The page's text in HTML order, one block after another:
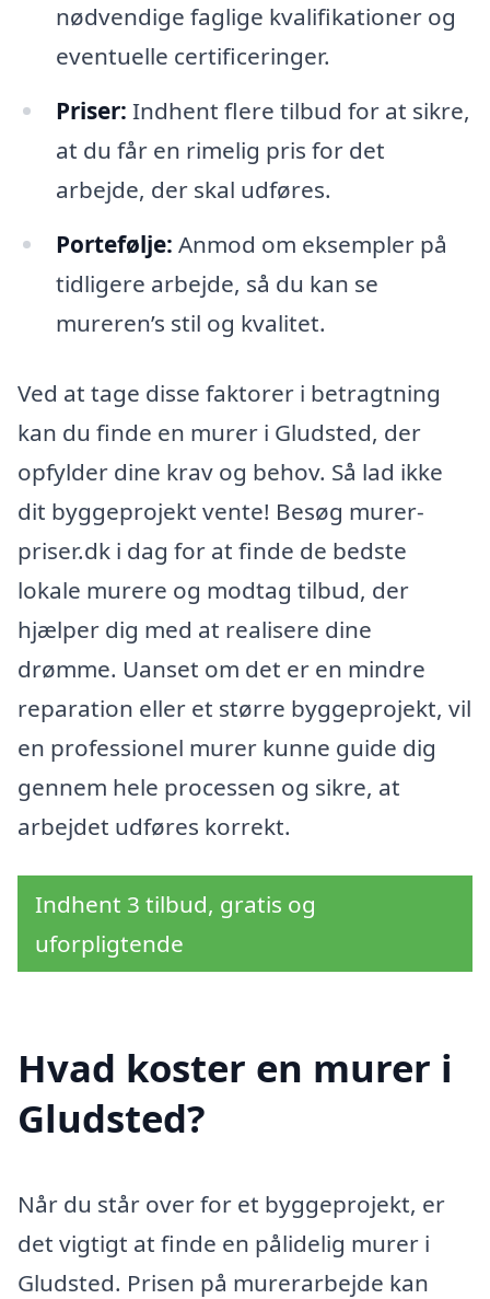
nødvendige faglige kvalifikationer og
eventuelle certificeringer.
Priser: Indhent flere tilbud for at sikre,
at du får en rimelig pris for det
arbejde, der skal udføres.
Portefølje: Anmod om eksempler på
tidligere arbejde, så du kan se
mureren’s stil og kvalitet.
Ved at tage disse faktorer i betragtning
kan du finde en murer i Gludsted, der
opfylder dine krav og behov. Så lad ikke
dit byggeprojekt vente! Besøg murer-
priser.dk i dag for at finde de bedste
lokale murere og modtag tilbud, der
hjælper dig med at realisere dine
drømme. Uanset om det er en mindre
reparation eller et større byggeprojekt, vil
en professionel murer kunne guide dig
gennem hele processen og sikre, at
arbejdet udføres korrekt.
Indhent 3 tilbud, gratis og
uforpligtende
Hvad koster en murer i
Gludsted?
Når du står over for et byggeprojekt, er
det vigtigt at finde en pålidelig murer i
Gludsted. Prisen på murerarbejde kan